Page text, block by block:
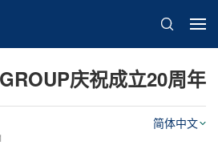
庆祝成立20周年
简体中文